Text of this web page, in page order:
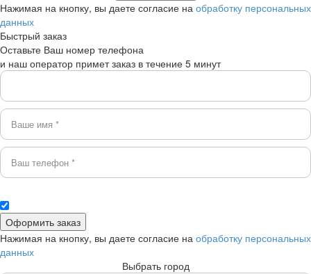
Нажимая на кнопку, вы даете согласие на обработку персональных
данных
Быстрый заказ
Оставьте Ваш номер телефона
и наш оператор примет заказ в течение 5 минут
Нажимая на кнопку, вы даете согласие на обработку персональных
данных
Выбрать город